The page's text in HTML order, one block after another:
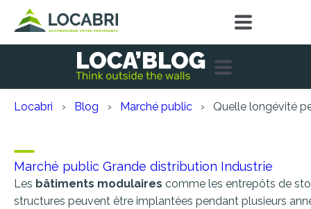
Locabri Blog Marché public Quelle longévité
Marché public Grande distribution Industrie
Les bâtiments modulaires comme les entrepôts de
structures peuvent être implantées pendant plusieurs